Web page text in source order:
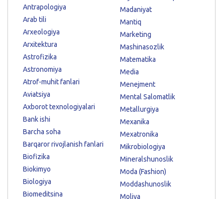
Antrapologiya
Arab tili
Arxeologiya
Arxitektura
Astrofizika
Astronomiya
Atrof-muhit fanlari
Aviatsiya
Axborot texnologiyalari
Bank ishi
Barcha soha
Barqaror rivojlanish fanlari
Biofizika
Biokimyo
Biologiya
Biomeditsina
Madaniyat
Mantiq
Marketing
Mashinasozlik
Matematika
Media
Menejment
Mental Salomatlik
Metallurgiya
Mexanika
Mexatronika
Mikrobiologiya
Mineralshunoslik
Moda (Fashion)
Moddashunoslik
Moliya